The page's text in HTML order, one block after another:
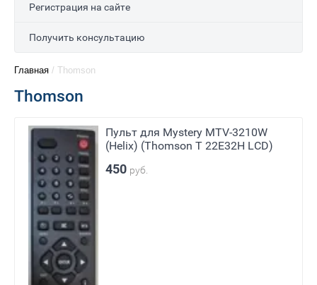
Регистрация на сайте
Получить консультацию
Главная / Thomson
Thomson
Пульт для Mystery MTV-3210W
(Helix) (Thomson T 22E32H LCD)
450 руб.